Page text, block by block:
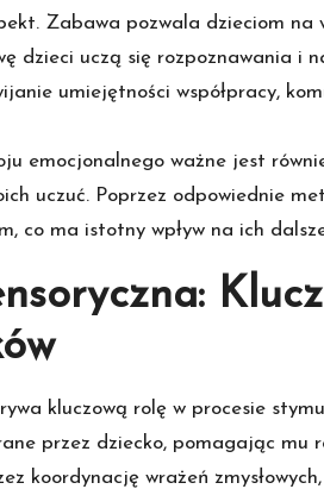
Zabawa pozwala dzieciom
dzieci uczą się rozpoznawania
umiejętności współpracy,
emocjonalnego ważne jest
uczuć. Poprzez odpowiednie
co ma istotny wpływ na ich
kluczową rolę w procesie
przez dziecko, pomagając mu
koordynację wrażeń